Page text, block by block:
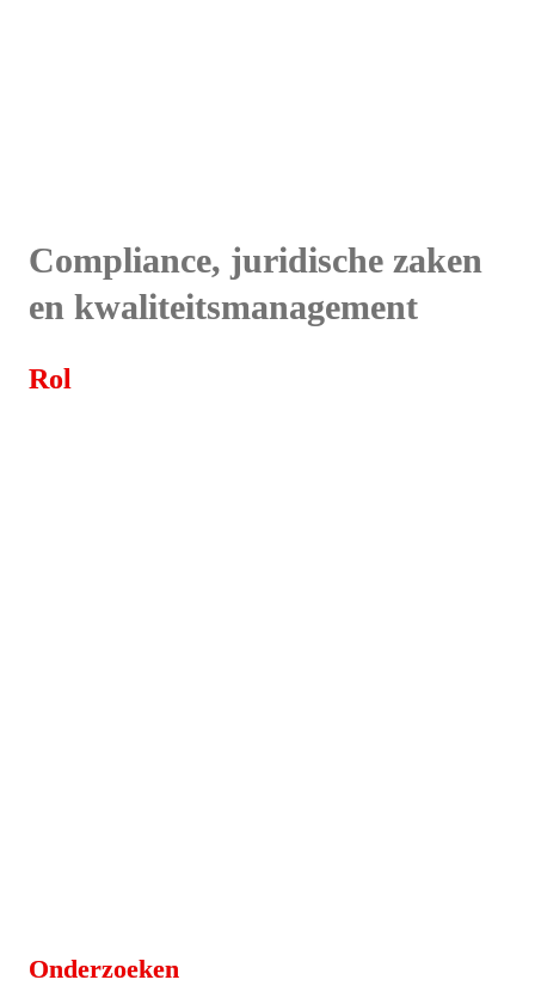
Compliance, juridische zaken
en kwaliteitsmanagement
Rol
Onderzoeken